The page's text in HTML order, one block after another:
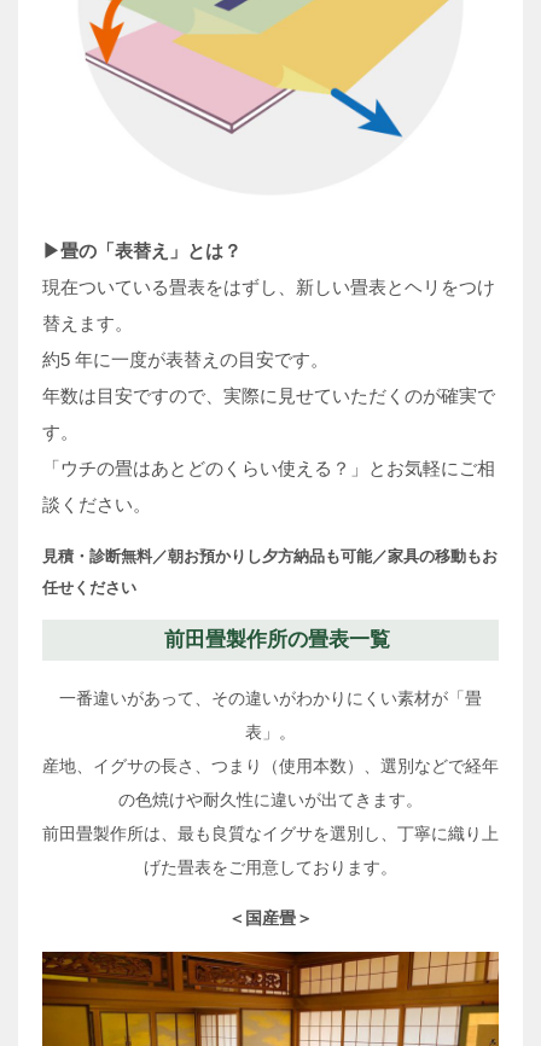
▶︎畳の「表替え」とは？
現在ついている畳表をはずし、新しい畳表とヘリをつけ
替えます。
約5 年に一度が表替えの目安です。
年数は目安ですので、実際に見せていただくのが確実で
す。
「ウチの畳はあとどのくらい使える？」と お気軽にご相
談ください。
見積・診断無料／朝お預かりし夕方納品も可能／家具の移動もお
任せください
前田畳製作所の畳表一覧
一番違いがあって、その違いがわかりにくい素材が「畳
表」。
産地、イグサの長さ、つまり（使用本数）、選別などで経年
の色焼けや耐久性に違いが出てきます。
前田畳製作所は、最も良質なイグサを選別し、丁寧に織り上
げた畳表をご用意しております。
＜国産畳＞